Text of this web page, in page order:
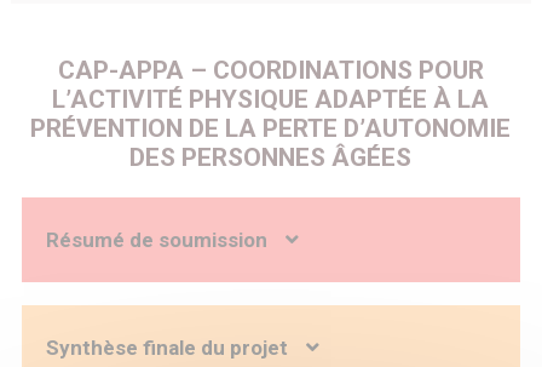
CAP-APPA – COORDINATIONS POUR
L’ACTIVITÉ PHYSIQUE ADAPTÉE À LA
PRÉVENTION DE LA PERTE D’AUTONOMIE
DES PERSONNES ÂGÉES
Résumé de soumission
Le programme CAP-APPA s’inscrit dans le cadre d’un
interventionnelle en santé publique (RISP) dont l’objectif
consiste à analyser l’intégration des activités physiques
Synthèse finale du projet